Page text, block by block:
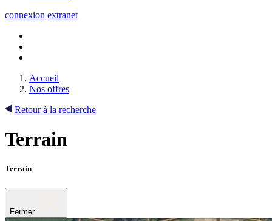
connexion extranet
Accueil
Nos offres
Retour à la recherche
Terrain
Terrain
Fermer